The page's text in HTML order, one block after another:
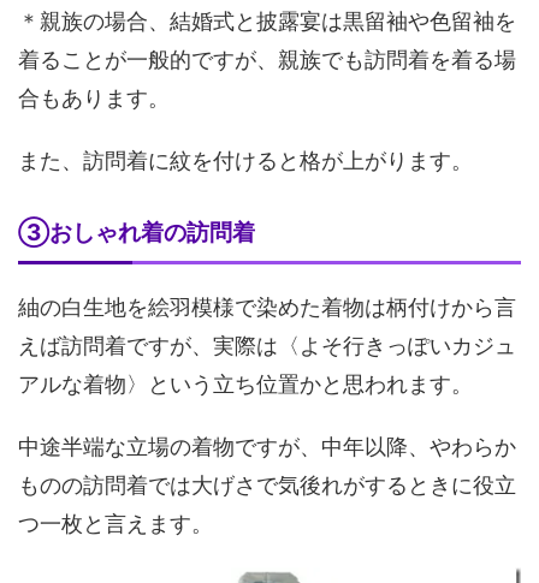
＊親族の場合、結婚式と披露宴は黒留袖や色留袖を
着ることが一般的ですが、親族でも訪問着を着る場
合もあります。
また、訪問着に紋を付けると格が上がります。
③おしゃれ着の訪問着
紬の白生地を絵羽模様で染めた着物は柄付けから言
えば訪問着ですが、実際は〈よそ行きっぽいカジュ
アルな着物〉という立ち位置かと思われます。
中途半端な立場の着物ですが、中年以降、やわらか
ものの訪問着では大げさで気後れがするときに役立
つ一枚と言えます。